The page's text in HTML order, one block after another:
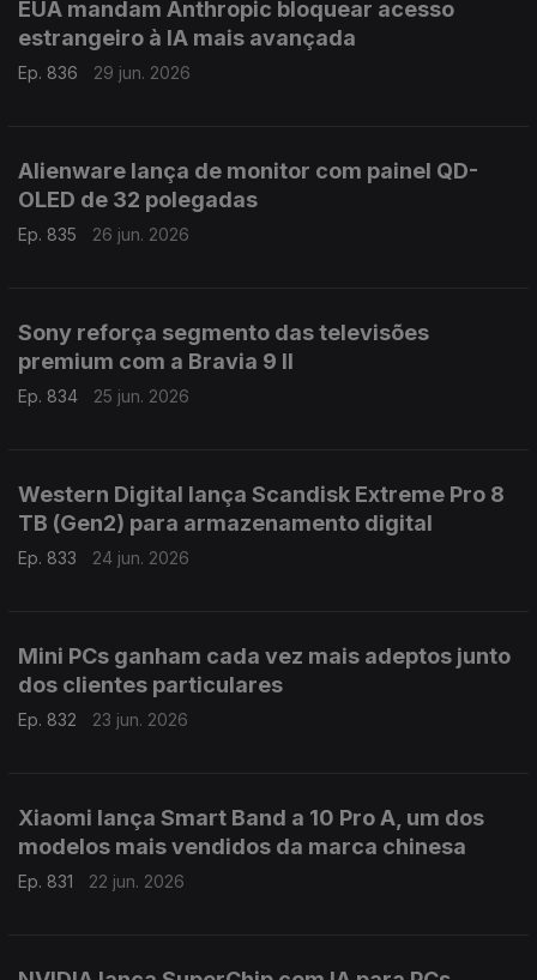
EUA mandam Anthropic bloquear acesso
estrangeiro à IA mais avançada
Ep. 836 29 jun. 2026
Alienware lança de monitor com painel QD-
OLED de 32 polegadas
Ep. 835 26 jun. 2026
Sony reforça segmento das televisões
premium com a Bravia 9 II
Ep. 834 25 jun. 2026
Western Digital lança Scandisk Extreme Pro 8
TB (Gen2) para armazenamento digital
Ep. 833 24 jun. 2026
Mini PCs ganham cada vez mais adeptos junto
dos clientes particulares
Ep. 832 23 jun. 2026
Xiaomi lança Smart Band a 10 Pro A, um dos
modelos mais vendidos da marca chinesa
Ep. 831 22 jun. 2026